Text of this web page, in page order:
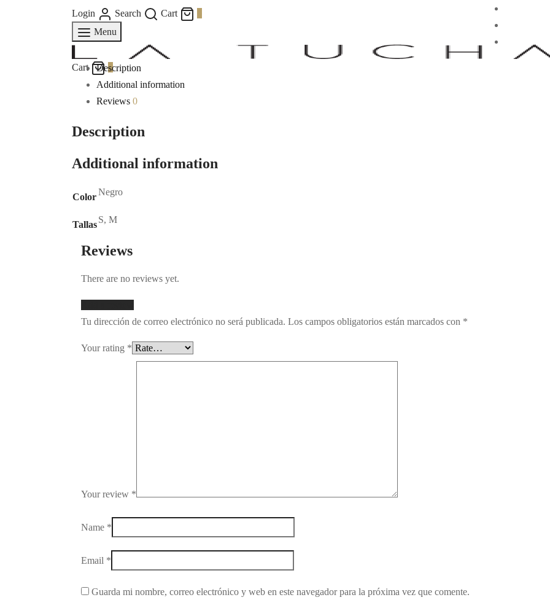
Login Search Cart
Menu
Cart 0
Description
Additional information
Reviews 0
Description
Additional information
ColorNegro
TallasS, M
Reviews
There are no reviews yet.
Tu dirección de correo electrónico no será publicada. Los campos obligatorios están marcados con *
Your rating *
Your review *
Name *
Email *
Guarda mi nombre, correo electrónico y web en este navegador para la próxima vez que comente.